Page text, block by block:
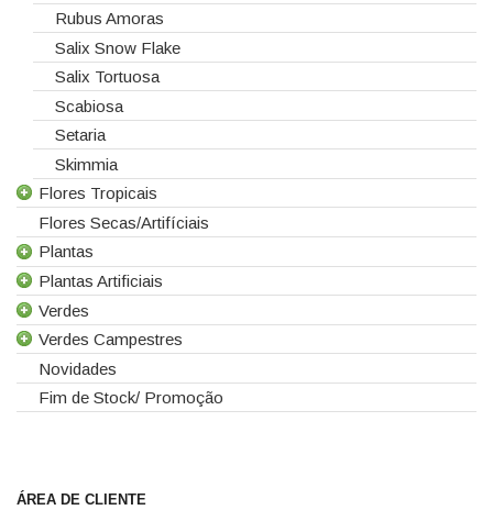
Rubus Amoras
Salix Snow Flake
Salix Tortuosa
Scabiosa
Setaria
Skimmia
Flores Tropicais
Todas as Flores Tropicais
Alpinias
Berzelias
Brunias
Curcuma
Gloriosas
Helicónias
Flores Secas/Artifíciais
Plantas
Todas as Plantas
Gerbera de Vaso
Phalaenopsis
Sanseverina
Plantas Artificiais
Todas as Plantas Artificiais
Suculentas Artificiais
Verdes
Todos os Verdes
Asparagus
Aspidistra
Verdes Campestres
Todos os Verdes Campestres
Eucaliptos
Novidades
Fim de Stock/ Promoção
ÁREA DE CLIENTE